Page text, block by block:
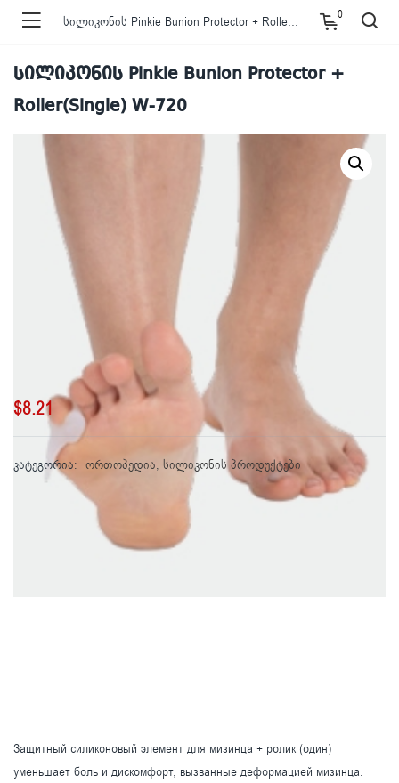
სილიკონის Pinkie Bunion Protector + Roller(Single) W-720 0
სილიკონის Pinkie Bunion Protector +
Roller(Single) W-720
$8.21
კატეგორია: ორთოპედია, სილიკონის პროდუქტები
Защитный силиконовый элемент для мизинца + ролик (один)
уменьшает боль и дискомфорт, вызванные деформацией мизинца.